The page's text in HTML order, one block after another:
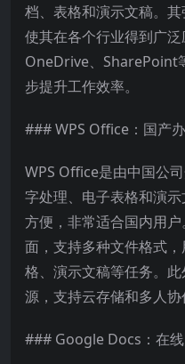
档、表格和演示文稿。
使其在各个行业得到广
OneDrive、SharePoint
步提升工作效率。
### WPS Office：国产
WPS Office是由中国公
字处理、电子表格和演
方便，非常适合国内用
面，支持多种文件格式
格、演示文稿等任务。
源，支持云存储和多人协
### Google Docs：在